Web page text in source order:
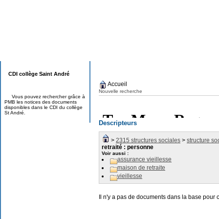
Accueil
Nouvelle recherche
Descripteurs
> 2315 structures sociales > structure
retraité : personne
Voir aussi :
assurance vieillesse
maison de retraite
vieillesse
Il n'y a pas de documents dans la base pour
CDI collège Saint André
Vous pouvez rechercher grâce à
PMB les notices des documents
disponibles dans le CDI du collège
St André.